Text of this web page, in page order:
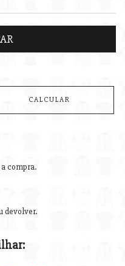
CALCULAR
a compra.
devolver.